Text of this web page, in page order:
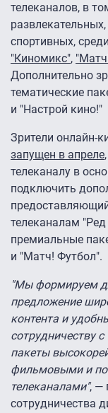
телеканалов, в
спортивных,
"Киномикс",
Дополнительно
тематические
и "Настрой кино!"
Зрители онлайн-
запущен в апреле
телеканалу в
подключить
телеканалам
премиальные
и "Матч! Футбол".
"Мы формируем
предложение
контента и
сотрудничеству
пакеты
фильмовыми и
телеканалами", —
сотрудничества